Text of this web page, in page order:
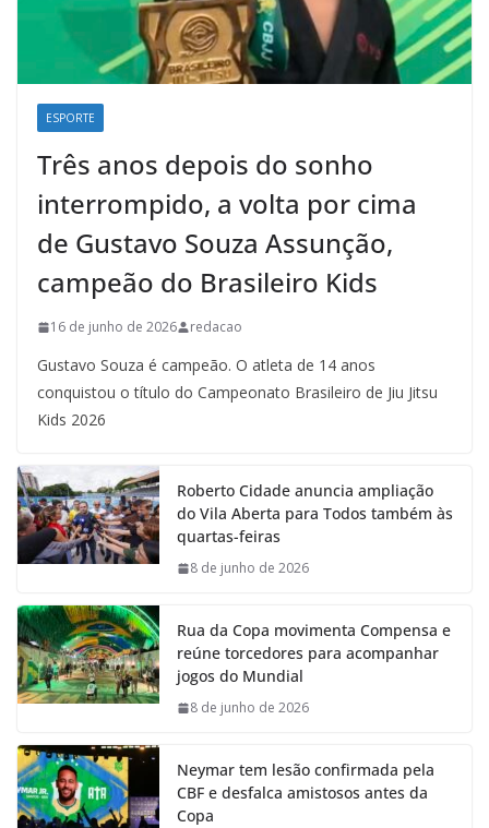
ESPORTE
Três anos depois do sonho
interrompido, a volta por cima
de Gustavo Souza Assunção,
campeão do Brasileiro Kids
16 de junho de 2026 redacao
Gustavo Souza é campeão. O atleta de 14 anos
conquistou o título do Campeonato Brasileiro de Jiu Jitsu
Kids 2026
Roberto Cidade anuncia ampliação
do Vila Aberta para Todos também às
quartas-feiras
8 de junho de 2026
Rua da Copa movimenta Compensa e
reúne torcedores para acompanhar
jogos do Mundial
8 de junho de 2026
Neymar tem lesão confirmada pela
CBF e desfalca amistosos antes da
Copa